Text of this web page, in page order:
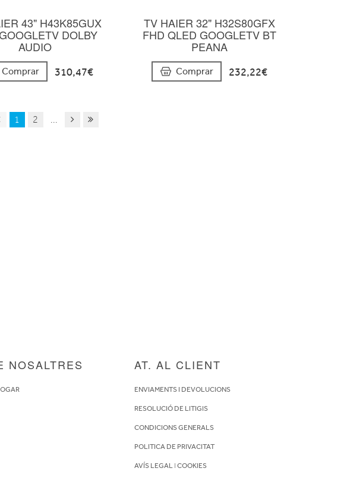
43" H43K85GUX
DOLBY
AUDIO
Comprar 310,47€
TV HAIER 32" H32S80GFX
FHD QLED GOOGLETV BT
PEANA
Comprar 232,22€
1 2 ...
NOSALTRES AT. AL CLIENT
ENVIAMENTS I DEVOLUCIONS
RESOLUCIÓ DE LITIGIS
CONDICIONS GENERALS
POLITICA DE PRIVACITAT
AVÍS LEGALI COOKIES